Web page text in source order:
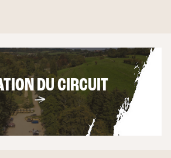
DU CIRCUIT